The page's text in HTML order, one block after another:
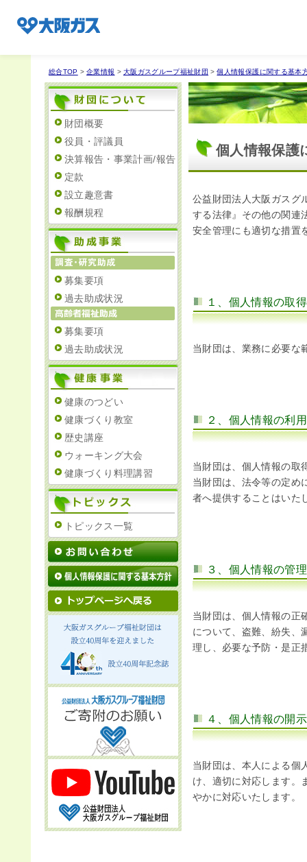
業務
企業情報TOP
企業/グループについて
社会貢献
技術開発
サステナビリティ
IR情報
採用情報
プレスリリース
総合TOP > 企業情報 > 大阪ガスグループ福祉財団 > 個人情報保護に関する基本
財団概要
役員・評議員
決算報告・事業計画/報告
定款
設立趣意書
報酬規程
募集要項
過去助成状況
募集要項
過去助成状況
健康のつどい
健康づくり教室
歴史講座
ウォーキング大会
健康づくり料理講習
トピックス一覧
個人情報保護
公益財団法人大阪ガスグ
する法律』その他の関連
安全管理にも適切な措置
１、個人情報の取得
当財団は、業務に必要な
２、個人情報の利
当財団は、個人情報の取
当財団は、法令等の定め
者へ提供することはいた
３、個人情報の管
当財団は、個人情報の正
について、盗難、紛失、
理し、必要な予防・是正
４、個人情報の開
当財団は、本人による個
け、適切に対応します。
やかに対応いたします。